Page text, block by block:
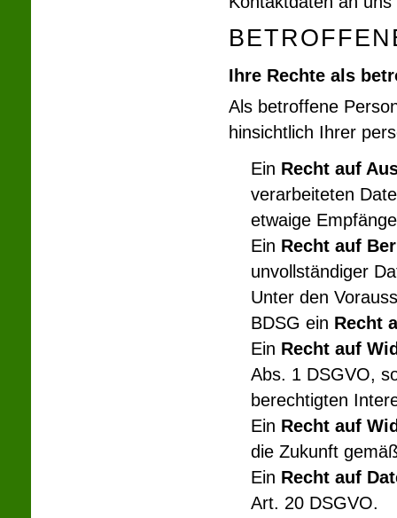
Ihre Rechte als
Als betroffene
hinsichtlich Ihrer
Ein Recht auf
verarbeiteten
etwaige
Ein Recht auf
unvollständiger
Unter den
BDSG ein Recht
Ein Recht auf
Abs. 1 DSGVO,
berechtigten
Ein Recht auf
die Zukunft
Ein Recht auf
Art. 20 DSGVO.